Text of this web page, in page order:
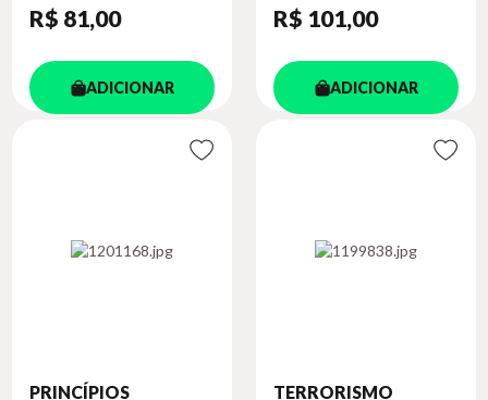
R$ 81,00
ADICIONAR
R$ 101,00
ADICIONAR
PRINCÍPIOS
TERRORISMO